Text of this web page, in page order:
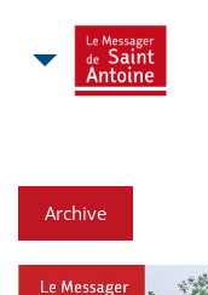
Archive